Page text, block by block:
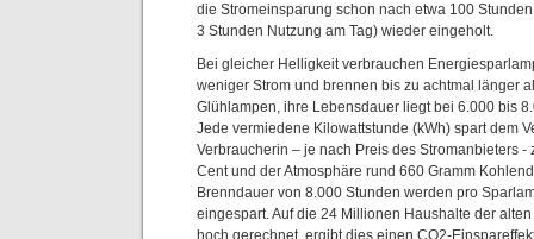
die Stromeinsparung schon nach etwa 100
3 Stunden Nutzung am Tag) wieder eingeholt.
Bei gleicher Helligkeit verbrauchen
weniger Strom und brennen bis zu achtmal länger
Glühlampen, ihre Lebensdauer liegt bei 6.000 bis
Jede vermiedene Kilowattstunde (kWh) spart dem
Verbraucherin – je nach Preis des Stromanbieters -
Cent und der Atmosphäre rund 660 Gramm
Brenndauer von 8.000 Stunden werden pro
eingespart. Auf die 24 Millionen Haushalte der
hoch gerechnet, ergibt dies einen CO2-